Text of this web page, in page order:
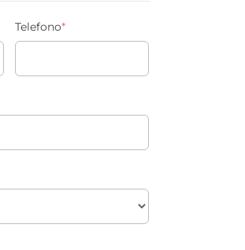
Telefono*